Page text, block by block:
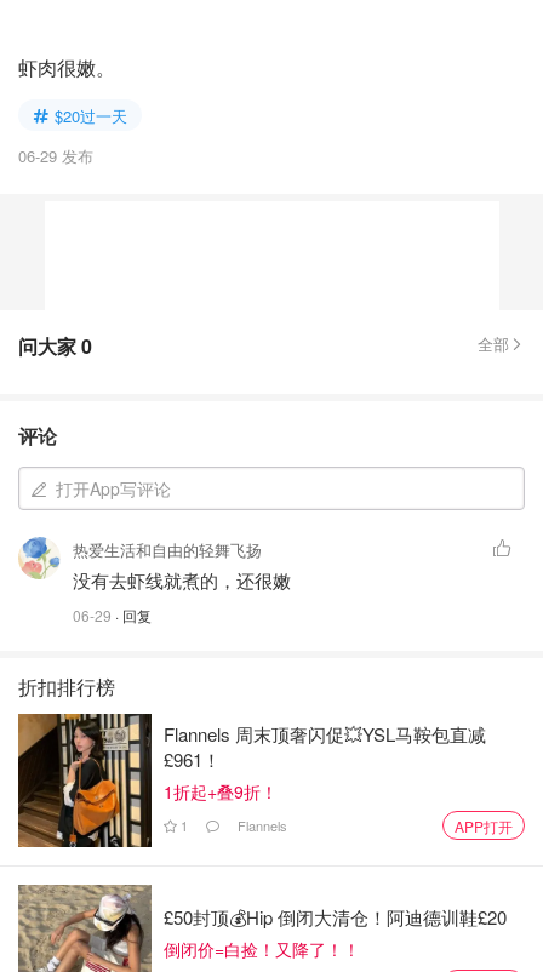
虾肉很嫩。
$20过一天
06-29 发布
问大家0 全部
评论
打开App写评论
热爱生活和自由的轻舞飞扬
没有去虾线就煮的，还很嫩
06-29 · 回复
折扣排行榜
Flannels 周末顶奢闪促💥YSL马鞍包直减
£961！
1折起+叠9折！
1 Flannels APP打开
£50封顶💰Hip 倒闭大清仓！阿迪德训鞋£20
倒闭价=白捡！又降了！！